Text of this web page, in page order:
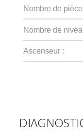
Nombre de
Nombre de
Ascenseur :